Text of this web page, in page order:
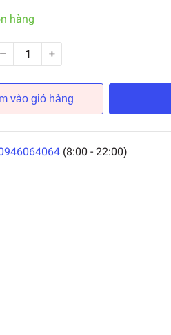
hàng
vào giỏ hàng
(8:00 - 22:00)